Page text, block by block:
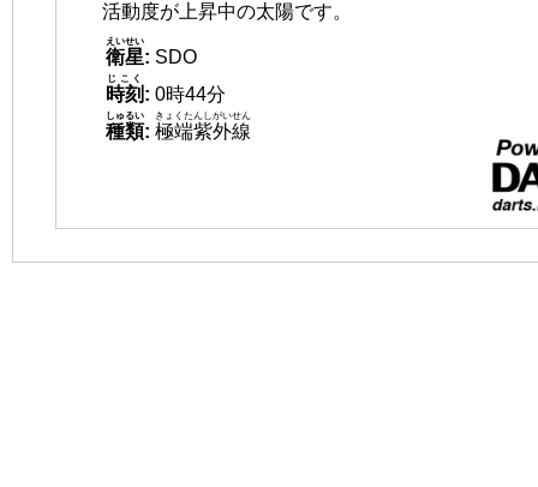
活動度が上昇中の太陽です。
衛星
えいせい
: SDO
時刻
じこく
: 0時44分
種類
しゅるい
: 極端紫外線
きょくたんしがいせん